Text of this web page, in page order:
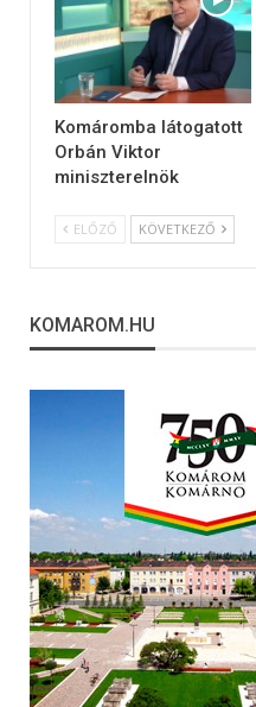
Komáromba látogatott
Orbán Viktor
miniszterelnök
ELŐZŐ KÖVETKEZŐ
KOMAROM.HU